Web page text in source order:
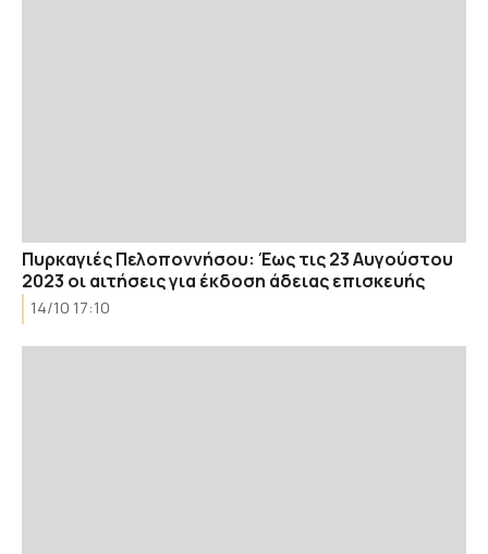
Πυρκαγιές Πελοποννήσου: Έως τις 23 Αυγούστου
2023 οι αιτήσεις για έκδοση άδειας επισκευής
14/10 17:10